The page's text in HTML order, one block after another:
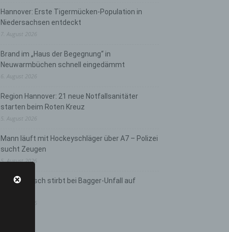
Hannover: Erste Tigermücken-Population in
Niedersachsen entdeckt
7. August 2026
Brand im „Haus der Begegnung“ in
Neuwarmbüchen schnell eingedämmt
6. August 2026
Region Hannover: 21 neue Notfallsanitäter
starten beim Roten Kreuz
5. August 2026
Mann läuft mit Hockeyschläger über A7 – Polizei
sucht Zeugen
5. August 2026
Celle: Mensch stirbt bei Bagger-Unfall auf